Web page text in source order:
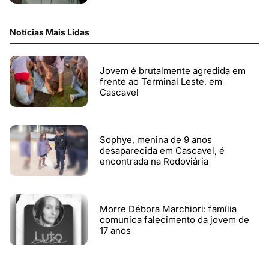
Notícias Mais Lidas
Jovem é brutalmente agredida em
frente ao Terminal Leste, em
Cascavel
Sophye, menina de 9 anos
desaparecida em Cascavel, é
encontrada na Rodoviária
Morre Débora Marchiori: família
comunica falecimento da jovem de
17 anos